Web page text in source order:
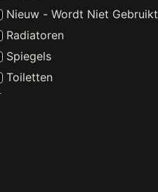
Nieuw - Wordt Niet Gebruikt
Radiatoren
Spiegels
Toiletten